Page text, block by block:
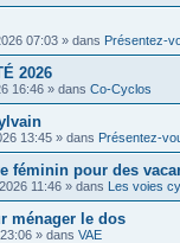
07:03 » dans Présentez-
2026
16:46 » dans Co-Cyclos
13:45 » dans Présentez-
féminin pour des
11:46 » dans Les voies
ménager le dos
» dans VAE